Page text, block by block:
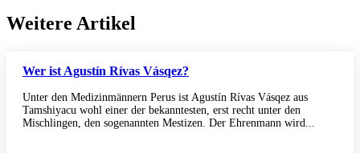
Weitere Artikel
Wer ist Agustín Rívas Vásqez?
Unter den Medizinmännern Perus ist Agustín Rívas Vásqez aus
Tamshiyacu wohl einer der bekanntesten, erst recht unter den
Mischlingen, den sogenannten Mestizen. Der Ehrenmann wird...